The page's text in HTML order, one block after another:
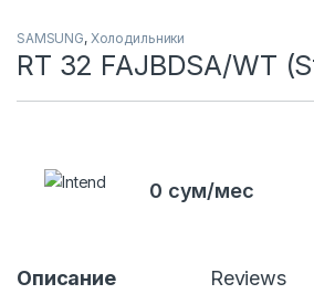
SAMSUNG, Холодильники
RT 32 FAJBDSA/WT
0 сум/мес
Описание Reviews